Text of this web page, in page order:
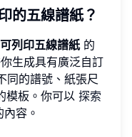
的五線譜紙？
可列印五線譜紙的
生成具有廣泛自訂
同的譜號、紙張尺
模板。你可以 探索
容。